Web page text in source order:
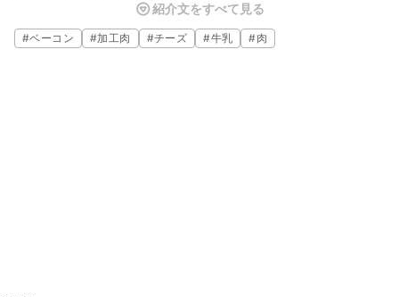
おやつや朝食にもぴったりです。難しそうに思えますが、混ぜて焼く
だけです。是非、試してみてください。
紹介文をすべて見る
#ベーコン #加工肉 #チーズ #牛乳 #肉